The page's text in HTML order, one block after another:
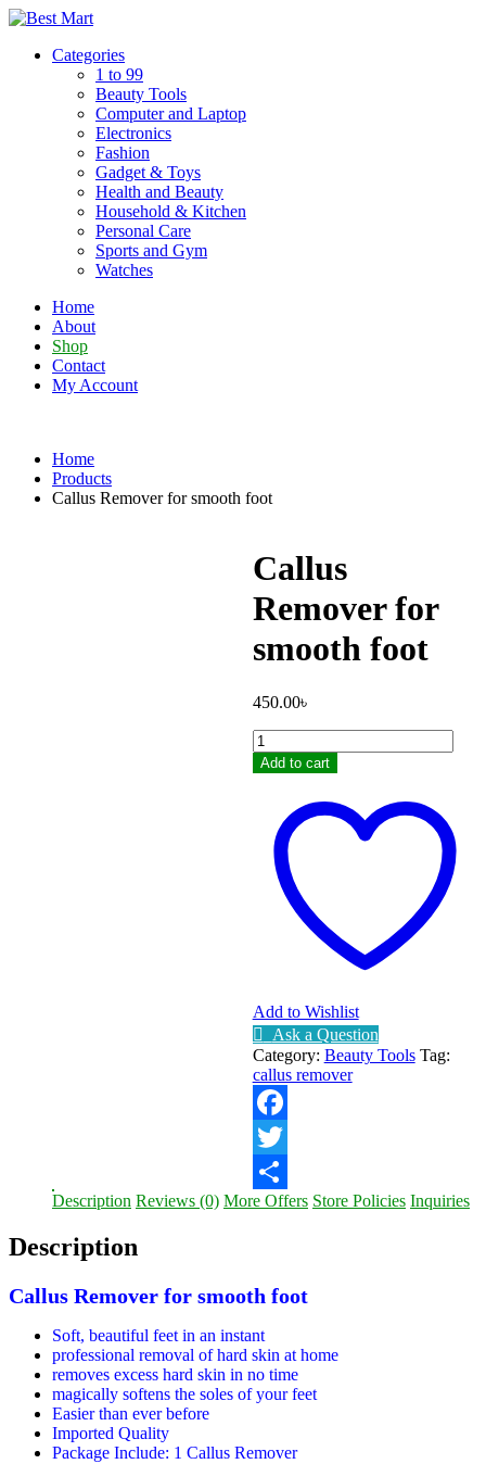
Skip
contentCategories
1 to 99
Beauty Tools
Computer and Laptop
Electronics
Fashion
Gadget & Toys
Health and Beauty
Household & Kitchen
Personal Care
Sports and Gym
Watches
Home
About
Shop
Contact
My Account
Home
Products
Callus Remover for smooth foot
Callus
Remover for
smooth foot
450.00৳
Callus
Remover
for
quantity
Add to cart
Add to Wishlist
Ask a Question
Category: Beauty Tools Tag:
callus remover
Facebook
Twitter
Share
Description Reviews (0) More Offers Store Policies Inquiries
Description
Callus Remover for smooth foot
Soft, beautiful feet in an instant
professional removal of hard skin at home
removes excess hard skin in no time
magically softens the soles of your feet
Easier than ever before
Imported Quality
Package Include: 1 Callus Remover